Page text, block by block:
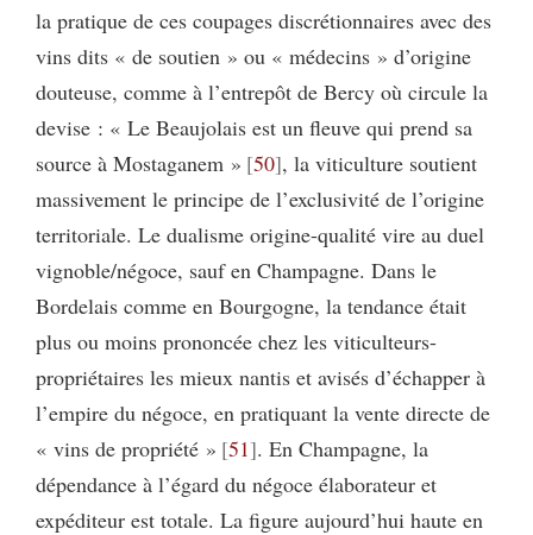
la pratique de ces coupages discrétionnaires avec des
vins dits « de soutien » ou « médecins » d’origine
douteuse, comme à l’entrepôt de Bercy où circule la
devise : « Le Beaujolais est un fleuve qui prend sa
source à Mostaganem » 50 , la viticulture soutient
massivement le principe de l’exclusivité de l’origine
territoriale. Le dualisme origine-qualité vire au duel
vignoble/négoce, sauf en Champagne. Dans le
Bordelais comme en Bourgogne, la tendance était
plus ou moins prononcée chez les viticulteurs-
propriétaires les mieux nantis et avisés d’échapper à
l’empire du négoce, en pratiquant la vente directe de
« vins de propriété » 51 . En Champagne, la
dépendance à l’égard du négoce élaborateur et
expéditeur est totale. La figure aujourd’hui haute en